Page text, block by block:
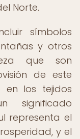
Norte.
símbolos
y otros
que son
de este
en los tejidos
significado
representa el
y el